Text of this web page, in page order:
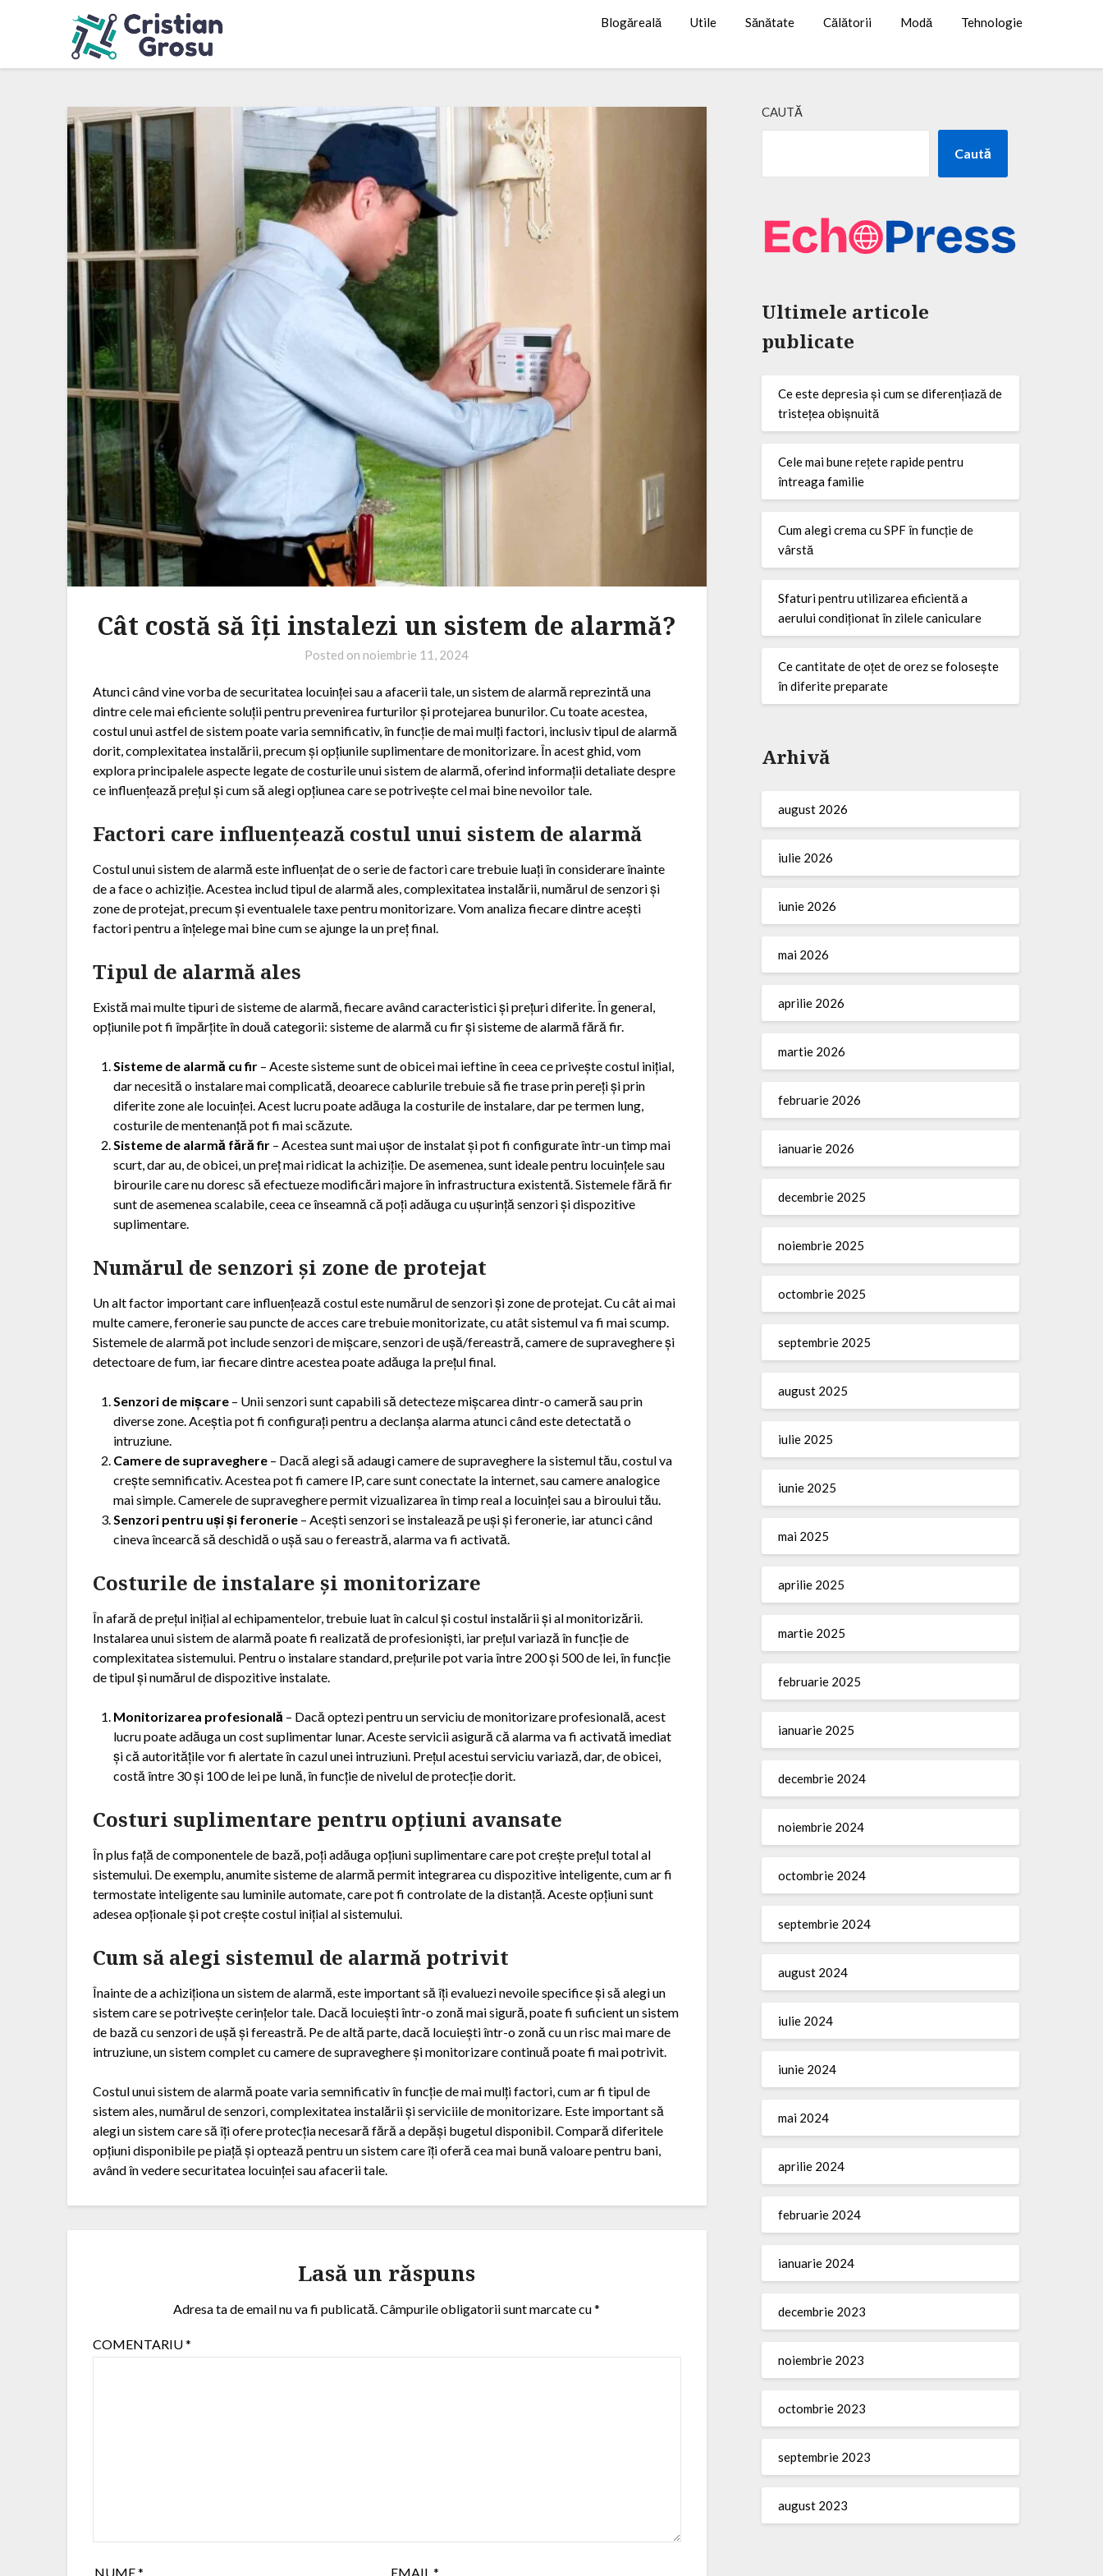
Blogăreală Utile Sănătate Călătorii Modă Tehnologie
Cât costă să îți instalezi un sistem de alarmă?
Posted on noiembrie 11, 2024
Atunci când vine vorba de securitatea locuinței sau a afacerii tale, un sistem de alarmă reprezintă una
dintre cele mai eficiente soluții pentru prevenirea furturilor și protejarea bunurilor. Cu toate acestea,
costul unui astfel de sistem poate varia semnificativ, în funcție de mai mulți factori, inclusiv tipul de alarmă
dorit, complexitatea instalării, precum și opțiunile suplimentare de monitorizare. În acest ghid, vom
explora principalele aspecte legate de costurile unui sistem de alarmă, oferind informații detaliate despre
ce influențează prețul și cum să alegi opțiunea care se potrivește cel mai bine nevoilor tale.
Factori care influențează costul unui sistem de alarmă
Costul unui sistem de alarmă este influențat de o serie de factori care trebuie luați în considerare înainte
de a face o achiziție. Acestea includ tipul de alarmă ales, complexitatea instalării, numărul de senzori și
zone de protejat, precum și eventualele taxe pentru monitorizare. Vom analiza fiecare dintre acești
factori pentru a înțelege mai bine cum se ajunge la un preț final.
Tipul de alarmă ales
Există mai multe tipuri de sisteme de alarmă, fiecare având caracteristici și prețuri diferite. În general,
opțiunile pot fi împărțite în două categorii: sisteme de alarmă cu fir și sisteme de alarmă fără fir.
Sisteme de alarmă cu fir – Aceste sisteme sunt de obicei mai ieftine în ceea ce privește costul inițial,
dar necesită o instalare mai complicată, deoarece cablurile trebuie să fie trase prin pereți și prin
diferite zone ale locuinței. Acest lucru poate adăuga la costurile de instalare, dar pe termen lung,
costurile de mentenanță pot fi mai scăzute.
Sisteme de alarmă fără fir – Acestea sunt mai ușor de instalat și pot fi configurate într-un timp mai
scurt, dar au, de obicei, un preț mai ridicat la achiziție. De asemenea, sunt ideale pentru locuințele sau
birourile care nu doresc să efectueze modificări majore în infrastructura existentă. Sistemele fără fir
sunt de asemenea scalabile, ceea ce înseamnă că poți adăuga cu ușurință senzori și dispozitive
suplimentare.
Numărul de senzori și zone de protejat
Un alt factor important care influențează costul este numărul de senzori și zone de protejat. Cu cât ai mai
multe camere, feronerie sau puncte de acces care trebuie monitorizate, cu atât sistemul va fi mai scump.
Sistemele de alarmă pot include senzori de mișcare, senzori de ușă/fereastră, camere de supraveghere și
detectoare de fum, iar fiecare dintre acestea poate adăuga la prețul final.
Senzori de mișcare – Unii senzori sunt capabili să detecteze mișcarea dintr-o cameră sau prin
diverse zone. Aceștia pot fi configurați pentru a declanșa alarma atunci când este detectată o
intruziune.
Camere de supraveghere – Dacă alegi să adaugi camere de supraveghere la sistemul tău, costul va
crește semnificativ. Acestea pot fi camere IP, care sunt conectate la internet, sau camere analogice
mai simple. Camerele de supraveghere permit vizualizarea în timp real a locuinței sau a biroului tău.
Senzori pentru uși și feronerie – Acești senzori se instalează pe uși și feronerie, iar atunci când
cineva încearcă să deschidă o ușă sau o fereastră, alarma va fi activată.
Costurile de instalare și monitorizare
În afară de prețul inițial al echipamentelor, trebuie luat în calcul și costul instalării și al monitorizării.
Instalarea unui sistem de alarmă poate fi realizată de profesioniști, iar prețul variază în funcție de
complexitatea sistemului. Pentru o instalare standard, prețurile pot varia între 200 și 500 de lei, în funcție
de tipul și numărul de dispozitive instalate.
Monitorizarea profesională – Dacă optezi pentru un serviciu de monitorizare profesională, acest
lucru poate adăuga un cost suplimentar lunar. Aceste servicii asigură că alarma va fi activată imediat
și că autoritățile vor fi alertate în cazul unei intruziuni. Prețul acestui serviciu variază, dar, de obicei,
costă între 30 și 100 de lei pe lună, în funcție de nivelul de protecție dorit.
Costuri suplimentare pentru opțiuni avansate
În plus față de componentele de bază, poți adăuga opțiuni suplimentare care pot crește prețul total al
sistemului. De exemplu, anumite sisteme de alarmă permit integrarea cu dispozitive inteligente, cum ar fi
termostate inteligente sau luminile automate, care pot fi controlate de la distanță. Aceste opțiuni sunt
adesea opționale și pot crește costul inițial al sistemului.
Cum să alegi sistemul de alarmă potrivit
Înainte de a achiziționa un sistem de alarmă, este important să îți evaluezi nevoile specifice și să alegi un
sistem care se potrivește cerințelor tale. Dacă locuiești într-o zonă mai sigură, poate fi suficient un sistem
de bază cu senzori de ușă și fereastră. Pe de altă parte, dacă locuiești într-o zonă cu un risc mai mare de
intruziune, un sistem complet cu camere de supraveghere și monitorizare continuă poate fi mai potrivit.
Costul unui sistem de alarmă poate varia semnificativ în funcție de mai mulți factori, cum ar fi tipul de
sistem ales, numărul de senzori, complexitatea instalării și serviciile de monitorizare. Este important să
alegi un sistem care să îți ofere protecția necesară fără a depăși bugetul disponibil. Compară diferitele
opțiuni disponibile pe piață și optează pentru un sistem care îți oferă cea mai bună valoare pentru bani,
având în vedere securitatea locuinței sau afacerii tale.
Lasă un răspuns
Adresa ta de email nu va fi publicată.Câmpurile obligatorii sunt marcate cu*
COMENTARIU*
NUME* EMAIL*
CAUTĂ
Caută
Ultimele articole
publicate
Ce este depresia și cum se diferențiază de
tristețea obișnuită
Cele mai bune rețete rapide pentru
întreaga familie
Cum alegi crema cu SPF în funcție de
vârstă
Sfaturi pentru utilizarea eficientă a
aerului condiționat în zilele caniculare
Ce cantitate de oțet de orez se folosește
în diferite preparate
Arhivă
august 2026
iulie 2026
iunie 2026
mai 2026
aprilie 2026
martie 2026
februarie 2026
ianuarie 2026
decembrie 2025
noiembrie 2025
octombrie 2025
septembrie 2025
august 2025
iulie 2025
iunie 2025
mai 2025
aprilie 2025
martie 2025
februarie 2025
ianuarie 2025
decembrie 2024
noiembrie 2024
octombrie 2024
septembrie 2024
august 2024
iulie 2024
iunie 2024
mai 2024
aprilie 2024
februarie 2024
ianuarie 2024
decembrie 2023
noiembrie 2023
octombrie 2023
septembrie 2023
august 2023